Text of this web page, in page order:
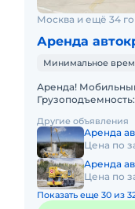
Москва и ещё 34
Аренда
Минимальное
Аренда! Мобильный
Грузоподъемность: 250 тонн
регистраци
Другие объявления
Аренда
Цена по
Аренда
Цена по
Показать еще 30 из